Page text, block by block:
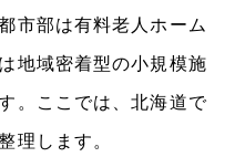
市部は有料老人ホーム
地域密着型の小規模施
。ここでは、北海道で
理します。